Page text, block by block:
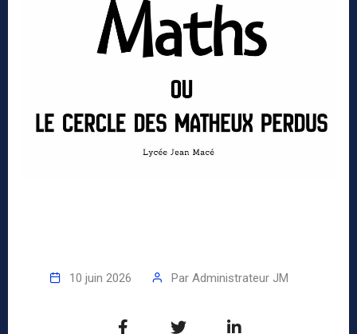
10 juin 2026 Par Administrateur JM